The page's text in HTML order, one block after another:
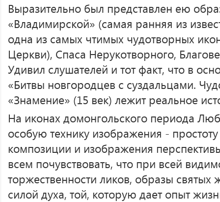
Выразительно был представлен ею
«Владимирской» (самая ранняя из
одна из самых чтимых чудотворных
Церкви), Спаса Нерукотворного,
Удивил слушателей и тот факт, что в
«Битвы новгородцев с суздальцами.
«Знамение» (15 век) лежит реальное
На иконах домонгольского периода
особую технику изображения -
композиции и изображения
всем почувствовать, что при всей
торжественности ликов, образы
силой духа, той, которую дает опыт